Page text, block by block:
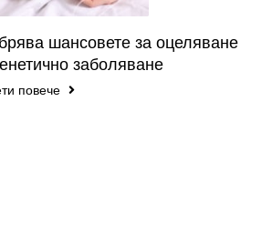
шансовете за оцеляване
заболяване
повече